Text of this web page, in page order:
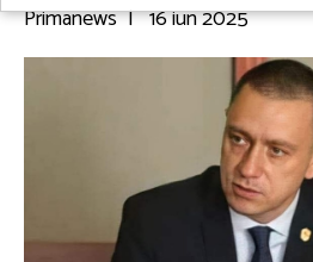
Primanews | 16 iun 2025